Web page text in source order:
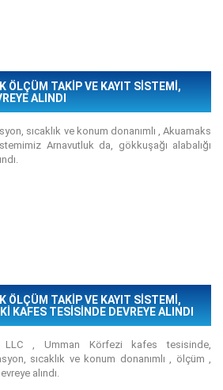
ÖLÇÜM TAKİP VE KAYIT SİSTEMİ,
ALINDI
sıcaklık ve konum donanımlı , Akuamaks
Arnavutluk da, gökkuşağı alabalığı
ÖLÇÜM TAKİP VE KAYIT SİSTEMİ,
KAFES TESİSİNDE DEVREYE ALINDI
LLC , Umman Körfezi kafes tesisinde,
sıcaklık ve konum donanımlı , ölçüm ,
alındı.